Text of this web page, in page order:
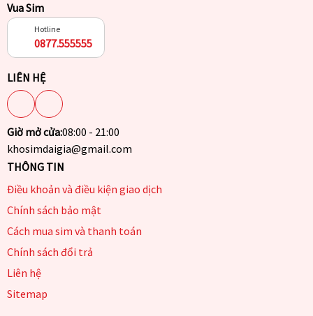
Vua Sim
Hotline
0877.555555
LIÊN HỆ
Giờ mở cửa:08:00 - 21:00
khosimdaigia@gmail.com
THÔNG TIN
Điều khoản và điều kiện giao dịch
Chính sách bảo mật
Cách mua sim và thanh toán
Chính sách đổi trả
Liên hệ
Sitemap